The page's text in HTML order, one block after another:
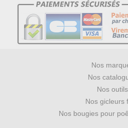
Nos
Nos
Nos outils
Nos gicleurs
Nos bougies pour